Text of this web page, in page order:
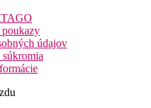
: Turistická taxa cca 2,20
ktorých zavedenie
50 m
65 km
údajov
súkromia